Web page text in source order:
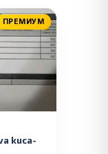
ПРЕМИУМ
kuca-